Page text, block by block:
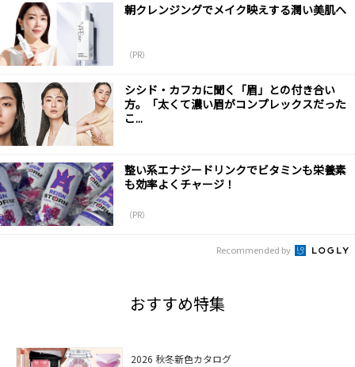
朝クレンジングでメイク映えする潤い美肌へ
（PR）
シシド・カフカに聞く「眉」との付き合い
方。「太くて濃い眉がコンプレックスだった
こ...
整い系エナジードリンクでビタミンも栄養素
も効率よくチャージ！
（PR）
Recommended by
おすすめ特集
2026 秋冬新色カタログ